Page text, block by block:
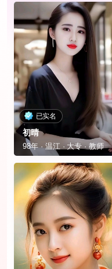
已实名
初晴
98年 · 温江 · 大专 · 教师